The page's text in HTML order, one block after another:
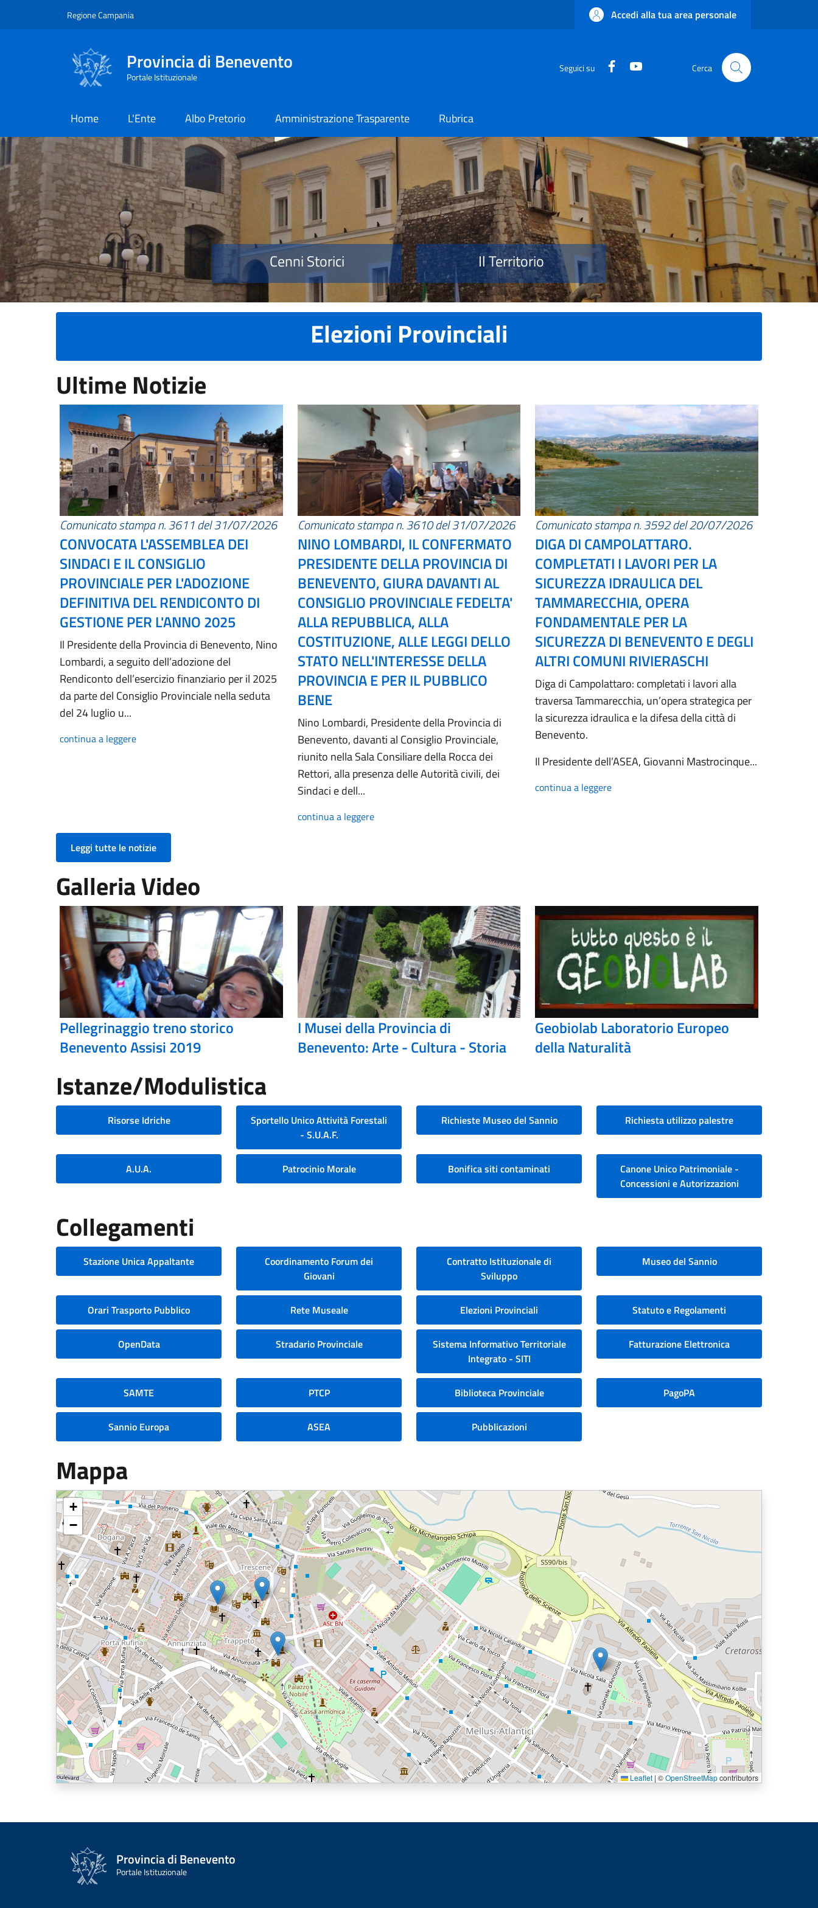
Regione Campania Accedi alla tua area personale
Provincia di Benevento
Portale Istituzionale
Seguici su Facebook Cerca
Home L'Ente Albo Pretorio Amministrazione Trasparente Rubrica
Provincia di Benevento
Cenni Storici Il Territorio
Elezioni Provinciali
Ultime Notizie
Comunicato stampa n. 3611 del 31/07/2026
CONVOCATA L'ASSEMBLEA DEI
SINDACI E IL CONSIGLIO
PROVINCIALE PER L'ADOZIONE
DEFINITIVA DEL RENDICONTO DI
GESTIONE PER L'ANNO 2025
Il Presidente della Provincia di Benevento, Nino
Lombardi, a seguito dell’adozione del
Rendiconto dell’esercizio finanziario per il 2025
da parte del Consiglio Provinciale nella seduta
del 24 luglio u...
continua a leggere
Comunicato stampa n. 3610 del 31/07/2026
NINO LOMBARDI, IL CONFERMATO
PRESIDENTE DELLA PROVINCIA DI
BENEVENTO, GIURA DAVANTI AL
CONSIGLIO PROVINCIALE FEDELTA'
ALLA REPUBBLICA, ALLA
COSTITUZIONE, ALLE LEGGI DELLO
STATO NELL'INTERESSE DELLA
PROVINCIA E PER IL PUBBLICO
BENE
Nino Lombardi, Presidente della Provincia di
Benevento, davanti al Consiglio Provinciale,
riunito nella Sala Consiliare della Rocca dei
Rettori, alla presenza delle Autorità civili, dei
Sindaci e dell...
continua a leggere
Comunicato stampa n. 3592 del 20/07/2026
DIGA DI CAMPOLATTARO.
COMPLETATI I LAVORI PER LA
SICUREZZA IDRAULICA DEL
TAMMARECCHIA, OPERA
FONDAMENTALE PER LA
SICUREZZA DI BENEVENTO E DEGLI
ALTRI COMUNI RIVIERASCHI
Diga di Campolattaro: completati i lavori alla
traversa Tammarecchia, un’opera strategica per
la sicurezza idraulica e la difesa della città di
Benevento.
Il Presidente dell’ASEA, Giovanni Mastrocinque...
continua a leggere
Leggi tutte le notizie
Galleria Video
Pellegrinaggio treno storico
Benevento Assisi 2019
I Musei della Provincia di
Benevento: Arte - Cultura - Storia
Geobiolab Laboratorio Europeo
della Naturalità
Istanze/Modulistica
Risorse Idriche
Sportello Unico Attività Forestali
- S.U.A.F.
Richieste Museo del Sannio Richiesta utilizzo palestre
A.U.A. Patrocinio Morale Bonifica siti contaminati
Canone Unico Patrimoniale -
Concessioni e Autorizzazioni
Collegamenti
Stazione Unica Appaltante
Coordinamento Forum dei
Giovani
Contratto Istituzionale di
Sviluppo
Museo del Sannio
Orari Trasporto Pubblico Rete Museale Elezioni Provinciali Statuto e Regolamenti
OpenData Stradario Provinciale
Sistema Informativo Territoriale
Integrato - SITI
Fatturazione Elettronica
SAMTE PTCP Biblioteca Provinciale PagoPA
Sannio Europa ASEA Pubblicazioni
Mappa
+
−
Leaflet | ©OpenStreetMapcontributors
Provincia di Benevento
Portale Istituzionale